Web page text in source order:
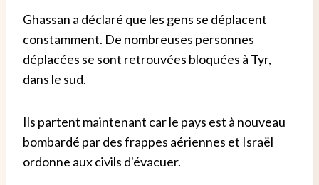
Ghassan a déclaré que les gens se déplacent
constamment. De nombreuses personnes
déplacées se sont retrouvées bloquées à Tyr,
dans le sud.
Ils partent maintenant car le pays est à nouveau
bombardé par des frappes aériennes et Israël
ordonne aux civils d'évacuer.